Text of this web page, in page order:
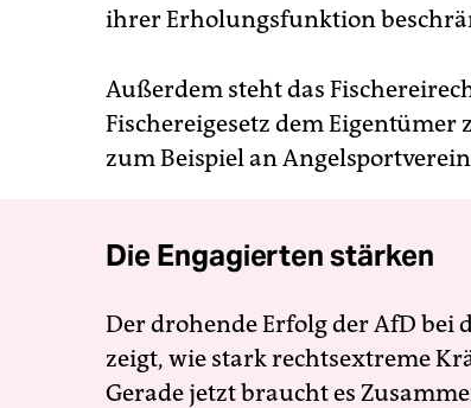
ihrer Erholungsfunktion
Außerdem steht das
Fischereigesetz dem
zum Beispiel an
Die Engagierten stärken
Der drohende Erfolg der AfD bei
zeigt, wie stark rechtsextreme
Gerade jetzt braucht es